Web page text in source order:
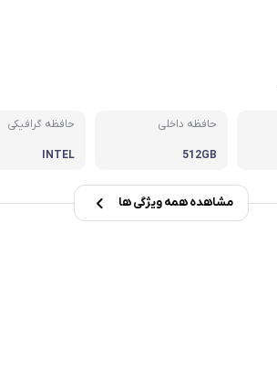
Acer
msi
حافظه داخلی
512GB
حافظه گرافیکی
INTEL
مشاهده همه ویژگی ها